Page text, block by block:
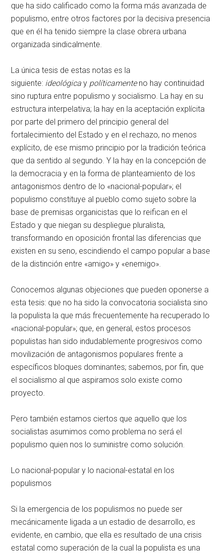
que ha sido calificado como la forma más avanzada de
populismo, entre otros factores por la decisiva presencia
que en él ha tenido siempre la clase obrera urbana
organizada sindicalmente.
La única tesis de estas notas es la
siguiente: ideológicay políticamente no hay continuidad
sino ruptura entre populismo y socialismo. La hay en su
estructura interpelativa; la hay en la aceptación explícita
por parte del primero del principio general del
fortalecimiento del Estado y en el rechazo, no menos
explícito, de ese mismo principio por la tradición teórica
que da sentido al segundo. Y la hay en la concepción de
la democracia y en la forma de planteamiento de los
antagonismos dentro de lo «nacional-popular»; el
populismo constituye al pueblo como sujeto sobre la
base de premisas organicistas que lo reifican en el
Estado y que niegan su despliegue pluralista,
transformando en oposición frontal las diferencias que
existen en su seno, escindiendo el campo popular a base
de la distinción entre «amigo» y «enemigo».
Conocemos algunas objeciones que pueden oponerse a
esta tesis: que no ha sido la convocatoria socialista sino
la populista la que más frecuentemente ha recuperado lo
«nacional-popular»; que, en general, estos procesos
populistas han sido indudablemente progresivos como
movilización de antagonismos populares frente a
específicos bloques dominantes; sabemos, por fin, que
el socialismo al que aspiramos solo existe como
proyecto.
Pero también estamos ciertos que aquello que los
socialistas asumimos como problema no será el
populismo quien nos lo suministre como solución.
Lo nacional-popular y lo nacional-estatal en los
populismos
Si la emergencia de los populismos no puede ser
mecánicamente ligada a un estadio de desarrollo, es
evidente, en cambio, que ella es resultado de una crisis
estatal como superación de la cual la populista es una